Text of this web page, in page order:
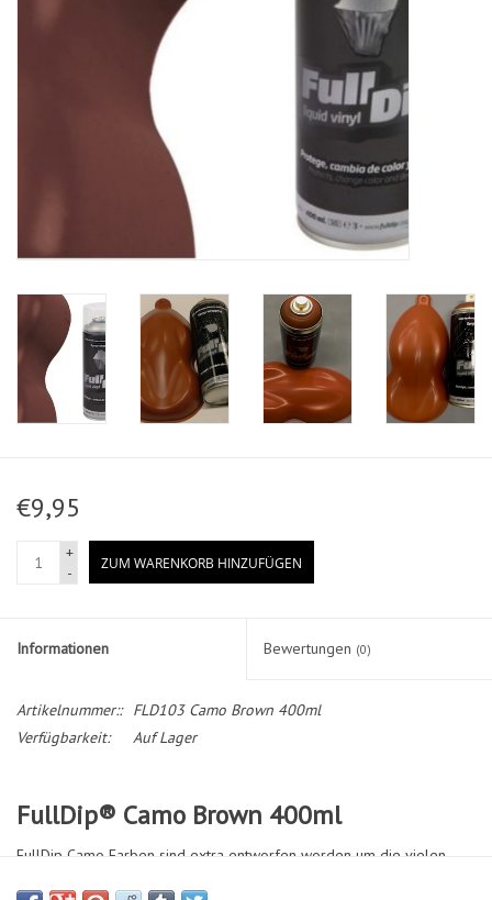
€9,95
+
-
ZUM WARENKORB HINZUFÜGEN
Informationen Bewertungen (0)
Artikelnummer::
FLD103 Camo Brown 400ml
Verfügbarkeit:
Auf Lager
FullDip® Camo Brown 400ml
FullDip Camo Farben sind extra entworfen worden um die vielen